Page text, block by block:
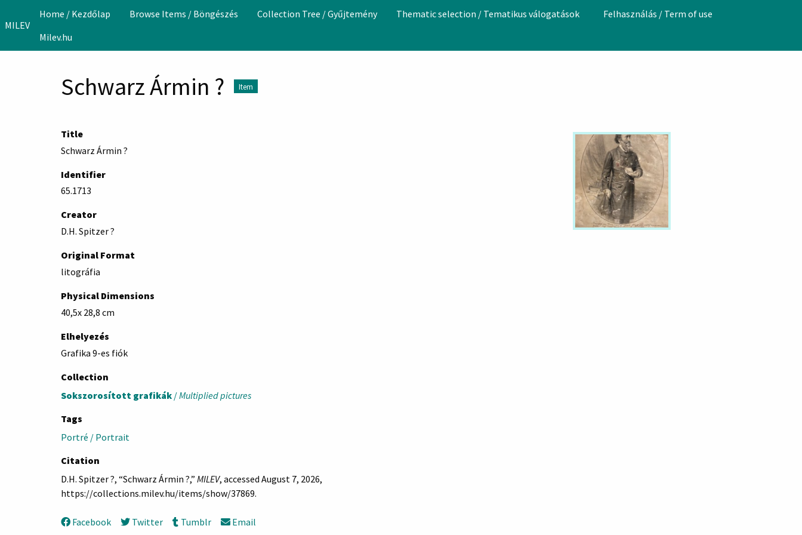
MILEV
Home / Kezdőlap Browse Items / Böngészés Collection Tree / Gyűjtemény Thematic selection / Tematikus válogatások
Felhasználás / Term of use
Milev.hu
Schwarz Ármin ? Item
Title
Schwarz Ármin ?
Identifier
65.1713
Creator
D.H. Spitzer ?
Original Format
litográfia
Physical Dimensions
40,5x 28,8 cm
Elhelyezés
Grafika 9-es fiók
Collection
Sokszorosított grafikák /Multiplied pictures
Tags
Portré / Portrait
Citation
D.H. Spitzer ?, “Schwarz Ármin ?,” MILEV, accessed August 7, 2026,
https://collections.milev.hu/items/show/37869.
Facebook Twitter Tumblr Email